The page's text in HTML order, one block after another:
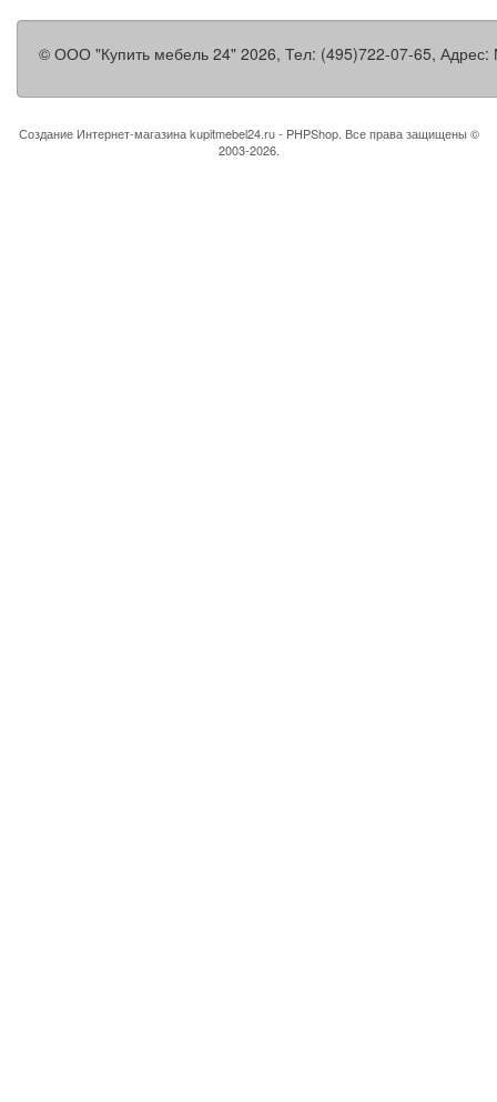
© ООО "Купить мебель 24" 2026, Тел: (495)722-07-65, Адрес:
Создание Интернет-магазинаkupitmebel24.ru - PHPShop. Все права защищены ©
2003-2026.